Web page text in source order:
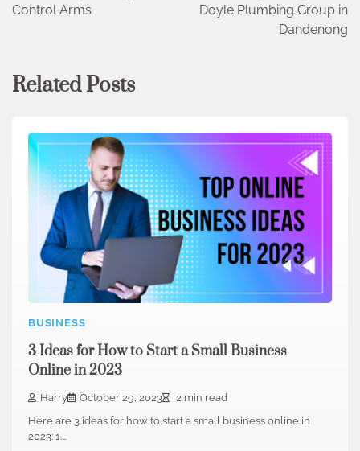
Control Arms
Doyle Plumbing Group in
Dandenong
Related Posts
BUSINESS
3 Ideas for How to Start a Small Business
Online in 2023
Harry October 29, 2023
2 min read
Here are 3 ideas for how to start a small business online in
2023: 1.…